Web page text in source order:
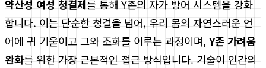
약산성 여성 청결제를 통해 Y존의 자가 방어 시스템을 강화
합니다. 이는 단순한 청결을 넘어, 우리 몸의 자연스러운 언
어에 귀 기울이고 그와 조화를 이루는 과정이며, Y존 가려움
완화를 위한 가장 근본적인 접근 방식입니다. 기술이 인간의